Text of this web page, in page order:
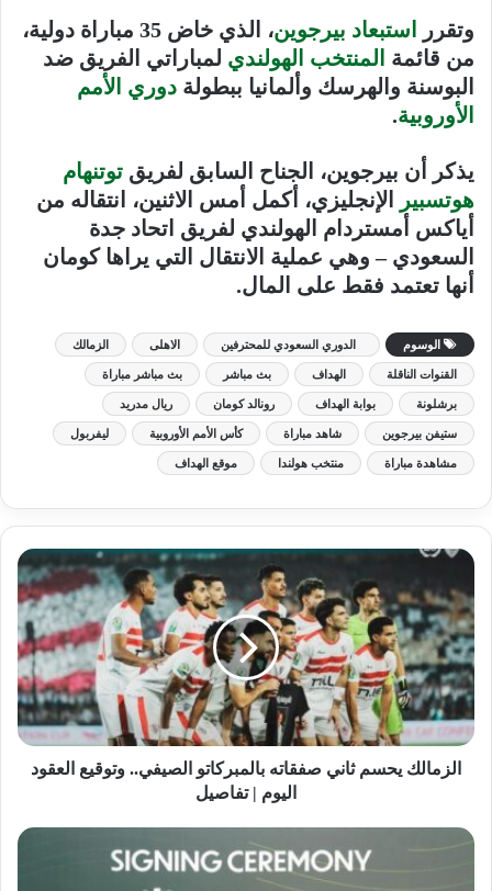
وتقرر استبعاد بيرجوين
، الذي خاض 35 مباراة دولية،
من قائمة المنتخب الهولندي لمباراتي الفريق ضد
البوسنة والهرسك وألمانيا ببطولة دوري الأمم
الأوروبية.
يذكر أن بيرجوين، الجناح السابق لفريق توتنهام
هوتسبير
الإنجليزي، أكمل أمس الاثنين، انتقاله من
أياكس أمستردام الهولندي لفريق اتحاد جدة
السعودي – وهي عملية الانتقال التي يراها كومان
أنها تعتمد فقط على المال.
الوسوم الدوري السعودي للمحترفين الاهلى الزمالك
القنوات الناقلة الهداف بث مباشر بث مباشر مباراة
برشلونة بوابة الهداف رونالد كومان ريال مدريد
ستيفن بيرجوين شاهد مباراة كأس الأمم الأوروبية ليفربول
مشاهدة مباراة منتخب هولندا موقع الهداف
الزمالك يحسم ثاني صفقاته بالمبركاتو الصيفي.. وتوقيع العقود
اليوم | تفاصيل